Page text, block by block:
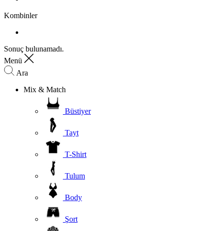
Kombinler
Sonuç bulunamadı.
Menü
Ara
Mix & Match
Büstiyer
Tayt
T-Shirt
Tulum
Body
Şort